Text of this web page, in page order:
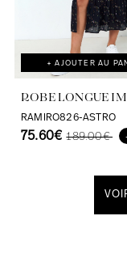
+ AJOUTER AU
ROBE LONGUE
ASTRO VISCOSE
ECOVERO
RAMIRO826-ASTRO
75.60€ 189.00€